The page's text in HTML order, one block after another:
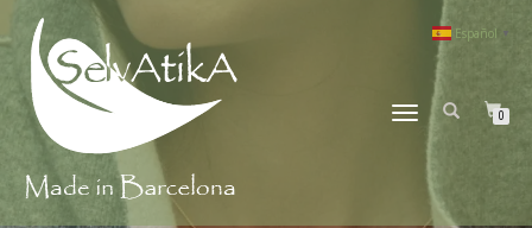
CAMBIAR
NAVEGACIÓN
0
Español ▼